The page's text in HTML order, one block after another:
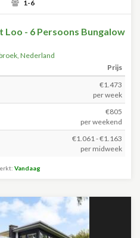
1-6
- 6 Persoons Bungalow
, Nederland
Prijs
€1.473
per week
€805
per weekend
€1.061 - €1.163
per midweek
Vandaag